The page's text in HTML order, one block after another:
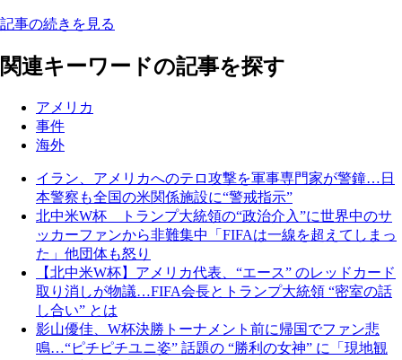
記事の続きを見る
関連キーワードの記事を探す
アメリカ
事件
海外
イラン、アメリカへのテロ攻撃を軍事専門家が警鐘…日
本警察も全国の米関係施設に“警戒指示”
北中米W杯 トランプ大統領の“政治介入”に世界中のサ
ッカーファンから非難集中「FIFAは一線を超えてしまっ
た」他団体も怒り
【北中米W杯】アメリカ代表、“エース” のレッドカード
取り消しが物議…FIFA会長とトランプ大統領 “密室の話
し合い” とは
影山優佳、W杯決勝トーナメント前に帰国でファン悲
鳴…“ピチピチユニ姿” 話題の “勝利の女神” に「現地観